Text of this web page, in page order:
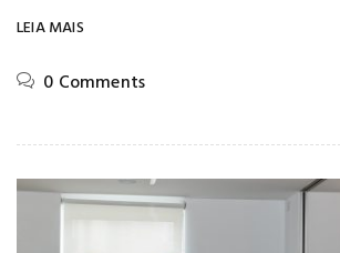
LEIA MAIS
0 Comments